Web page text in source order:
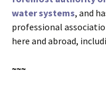
water systems, and
professional
here and abroad,
~~~